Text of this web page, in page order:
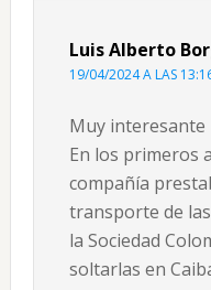
Luis Alberto
19/04/2024 A LAS
Muy interesante
En los primeros
compañía
transporte de
la Sociedad
soltarlas en